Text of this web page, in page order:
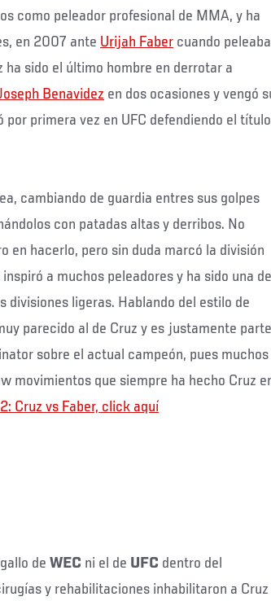
como peleador profesional de MMA, y ha
en 2007 ante Urijah Faber cuando
ha sido el último hombre en derrotar a
Benavidez en dos ocasiones y vengó
primera vez en UFC defendiendo el título
cambiando de guardia entres sus golpes
con patadas altas y derribos. No
en hacerlo, pero sin duda marcó la división
a muchos peleadores y ha sido una de
divisiones ligeras. Hablando del estilo de
parecido al de Cruz y es justamente parte
sobre el actual campeón, pues muchos
movimientos que siempre ha hecho Cruz
Cruz vs Faber, click aquí
de WEC ni el de UFC dentro del
y rehabilitaciones inhabilitaron a Cruz